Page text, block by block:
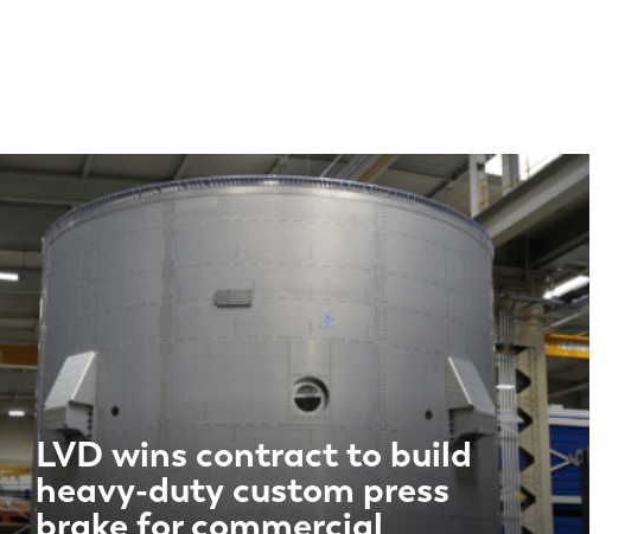
LVD wins contract to build
heavy-duty custom press
brake for commercial